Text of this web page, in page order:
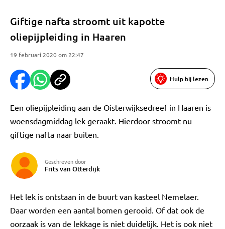
Giftige nafta stroomt uit kapotte
oliepijpleiding in Haaren
19 februari 2020 om 22:47
Hulp bij lezen
Een oliepijpleiding aan de Oisterwijksedreef in Haaren is
woensdagmiddag lek geraakt. Hierdoor stroomt nu
giftige nafta naar buiten.
Geschreven door
Frits van Otterdijk
Het lek is ontstaan in de buurt van kasteel Nemelaer.
Daar worden een aantal bomen gerooid. Of dat ook de
oorzaak is van de lekkage is niet duidelijk. Het is ook niet